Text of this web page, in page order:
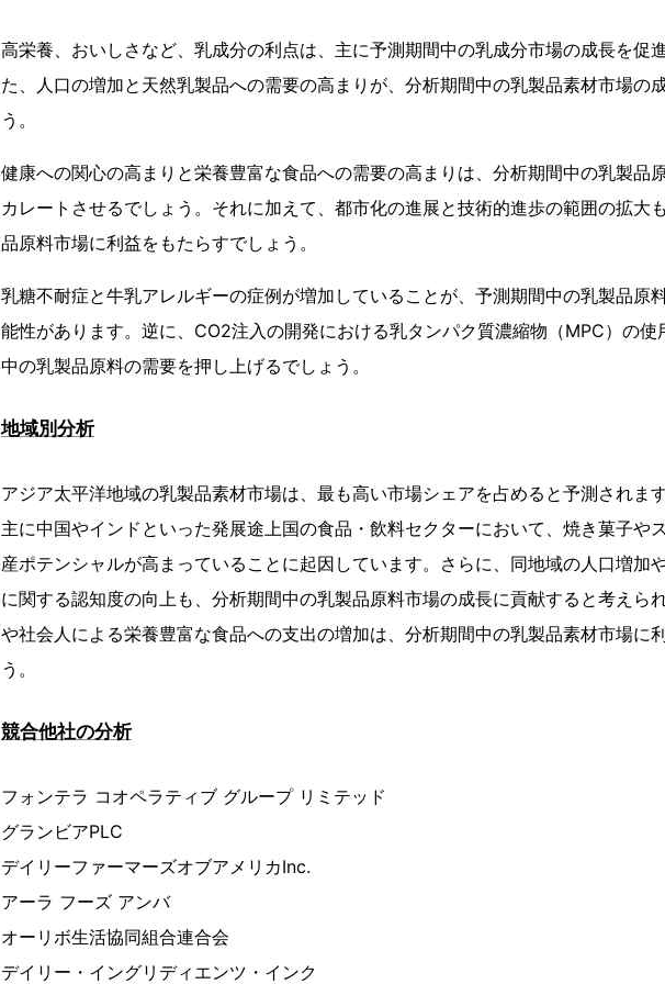
高栄養、おいしさなど、乳成分の利点は、主に予測期間中の乳成分市場の成長を促
た、人口の増加と天然乳製品への需要の高まりが、分析期間中の乳製品素材市場の
う。
健康への関心の高まりと栄養豊富な食品への需要の高まりは、分析期間中の乳製品
カレートさせるでしょう。それに加えて、都市化の進展と技術的進歩の範囲の拡大
品原料市場に利益をもたらすでしょう。
乳糖不耐症と牛乳アレルギーの症例が増加していることが、予測期間中の乳製品原
能性があります。逆に、CO2注入の開発における乳タンパク質濃縮物（MPC）の使
中の乳製品原料の需要を押し上げるでしょう。
地域別分析
アジア太平洋地域の乳製品素材市場は、最も高い市場シェアを占めると予測されま
主に中国やインドといった発展途上国の食品・飲料セクターにおいて、焼き菓子や
産ポテンシャルが高まっていることに起因しています。さらに、同地域の人口増加
に関する認知度の向上も、分析期間中の乳製品原料市場の成長に貢献すると考えら
や社会人による栄養豊富な食品への支出の増加は、分析期間中の乳製品素材市場に
う。
競合他社の分析
フォンテラ コオペラティブ グループ リミテッド
グランビアPLC
デイリーファーマーズオブアメリカInc.
アーラ フーズ アンバ
オーリボ生活協同組合連合会
デイリー・イングリディエンツ・インク